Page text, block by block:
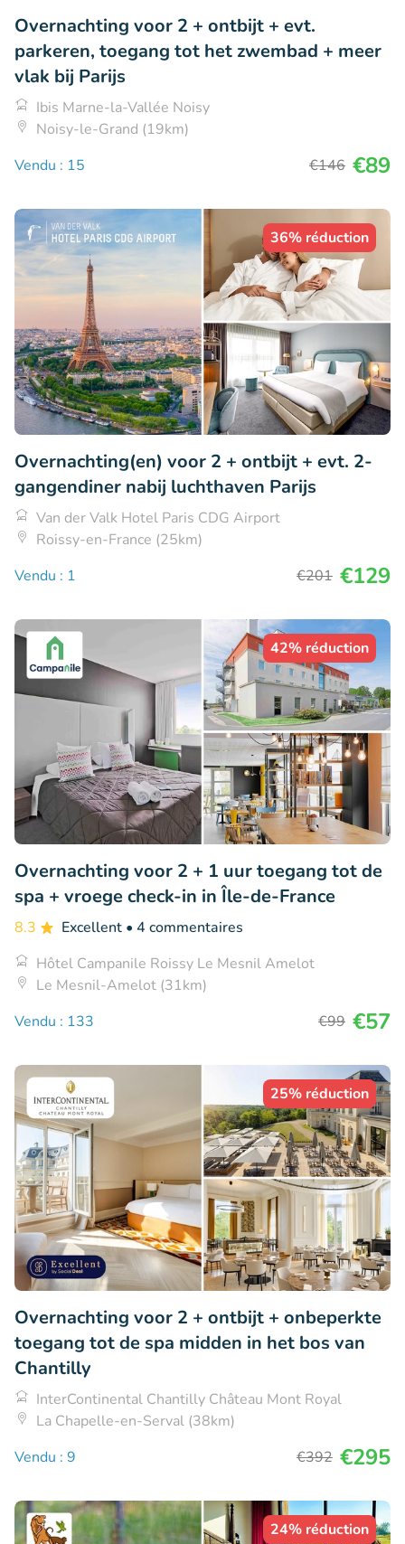
Overnachting voor 2 + ontbijt + evt.
parkeren, toegang tot het zwembad + meer
vlak bij Parijs
Ibis Marne-la-Vallée Noisy
Noisy-le-Grand (19km)
Vendu : 15
€146 €89
36% réduction
Overnachting(en) voor 2 + ontbijt + evt. 2-
gangendiner nabij luchthaven Parijs
Van der Valk Hotel Paris CDG Airport
Roissy-en-France (25km)
Vendu : 1
€201 €129
42% réduction
Overnachting voor 2 + 1 uur toegang tot de
spa + vroege check-in in Île-de-France
8.3 Excellent • 4 commentaires
Hôtel Campanile Roissy Le Mesnil Amelot
Le Mesnil-Amelot (31km)
Vendu : 133
€99 €57
25% réduction
Overnachting voor 2 + ontbijt + onbeperkte
toegang tot de spa midden in het bos van
Chantilly
InterContinental Chantilly Château Mont Royal
La Chapelle-en-Serval (38km)
Vendu : 9
€392 €295
24% réduction